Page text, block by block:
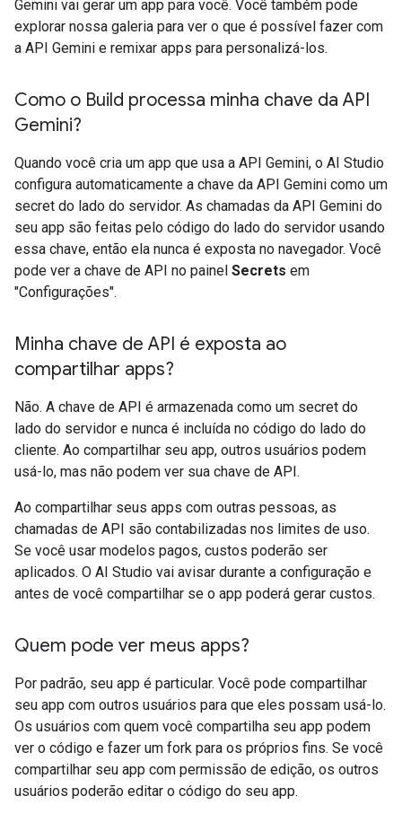
Gemini vai gerar um app para você. Você também pode
explorar nossa galeria para ver o que é possível fazer com
a API Gemini e remixar apps para personalizá-los.
Como o Build processa minha chave da API
Gemini?
Quando você cria um app que usa a API Gemini, o AI Studio
configura automaticamente a chave da API Gemini como um
secret do lado do servidor. As chamadas da API Gemini do
seu app são feitas pelo código do lado do servidor usando
essa chave, então ela nunca é exposta no navegador. Você
pode ver a chave de API no painel Secrets em
"Configurações".
Minha chave de API é exposta ao
compartilhar apps?
Não. A chave de API é armazenada como um secret do
lado do servidor e nunca é incluída no código do lado do
cliente. Ao compartilhar seu app, outros usuários podem
usá-lo, mas não podem ver sua chave de API.
Ao compartilhar seus apps com outras pessoas, as
chamadas de API são contabilizadas nos limites de uso.
Se você usar modelos pagos, custos poderão ser
aplicados. O AI Studio vai avisar durante a configuração e
antes de você compartilhar se o app poderá gerar custos.
Quem pode ver meus apps?
Por padrão, seu app é particular. Você pode compartilhar
seu app com outros usuários para que eles possam usá-lo.
Os usuários com quem você compartilha seu app podem
ver o código e fazer um fork para os próprios fins. Se você
compartilhar seu app com permissão de edição, os outros
usuários poderão editar o código do seu app.